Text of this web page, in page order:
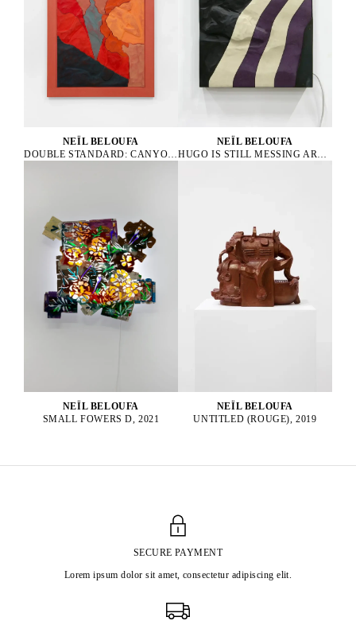
NEÏL BELOUFA
DOUBLE STANDARD: CANYON, 2024
NEÏL BELOUFA
HUGO IS STILL MESSING AROUND, 2019
NEÏL BELOUFA
SMALL FOWERS D, 2021
NEÏL BELOUFA
UNTITLED (ROUGE), 2019
SECURE PAYMENT
Lorem ipsum dolor sit amet, consectetur adipiscing elit.